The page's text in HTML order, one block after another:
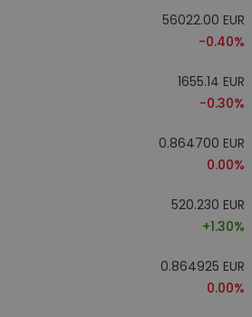
56022.00 EUR
-0.40%
1655.14 EUR
-0.30%
0.864700 EUR
0.00%
520.230 EUR
+1.30%
0.864925 EUR
0.00%